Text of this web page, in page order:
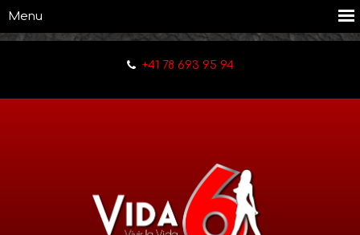
+41 78 693 95 94